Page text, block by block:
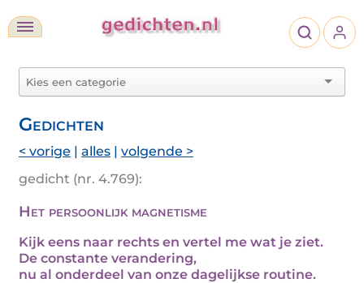
Gedichten
< vorige | alles | volgende >
gedicht (nr. 4.769):
Het persoonlijk magnetisme
Kijk eens naar rechts en vertel me wat je ziet.
De constante verandering,
nu al onderdeel van onze dagelijkse routine.